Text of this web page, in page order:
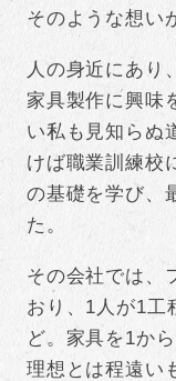
そのような想い
人の身近にあり
家具製作に興味
い私も見知らぬ
けば職業訓練校
の基礎を学び、
た。
その会社では、
おり、1人が1工
ど。家具を1か
理想とは程遠い